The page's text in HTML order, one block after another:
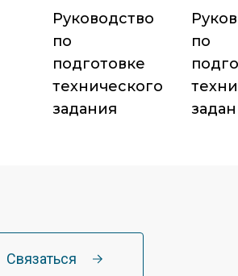
Руководство
по
подготовке
технического
задания
по
Связаться